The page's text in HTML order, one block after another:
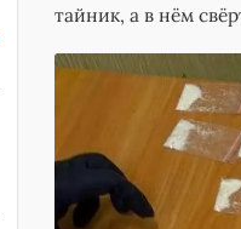
тайник, а в нём